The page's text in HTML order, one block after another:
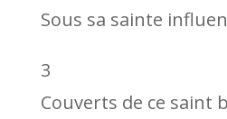
Sous sa sainte
3
Couverts de ce saint